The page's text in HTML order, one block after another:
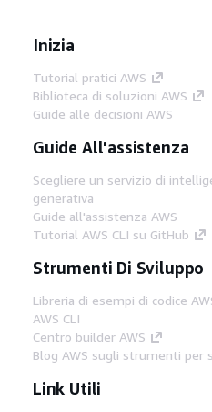
Inizia
Tutorial pratici AWS
Biblioteca di soluzioni AWS
Guide alle decisioni AWS
Guide All'assistenza
Scegliere un servizio di
generativa
Guide all'assistenza AWS
Tutorial AWS CLI su GitHub
Strumenti Di Sviluppo
Libreria di esempi di codice
AWS CLI
Centro builder AWS
Blog AWS sugli strumenti per
Link Utili